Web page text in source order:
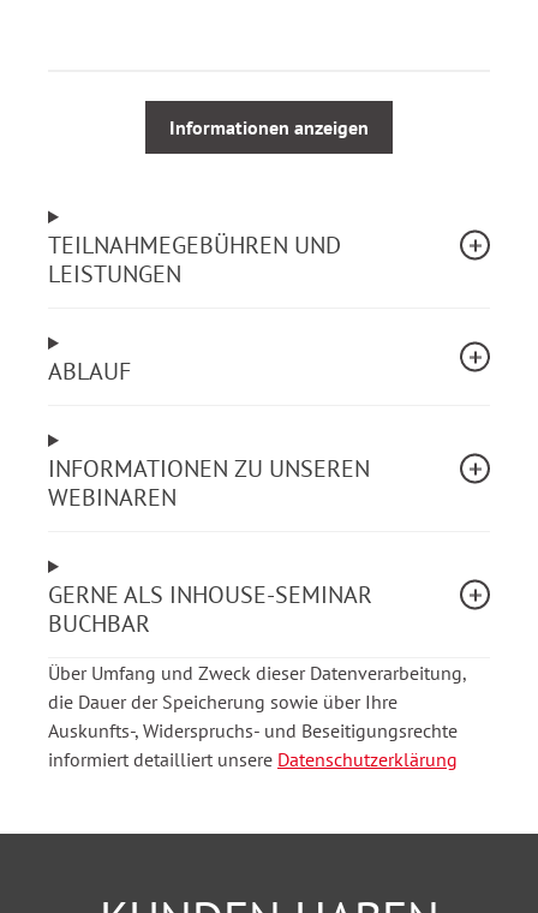
Planung bis zur Gesetzgebung.
Anforderungen der Landeshaushaltsordnung des
Landes Rheinland-Pfalz (LHO) – unter Einbindung
der relevanten Regelungen der
Beteiligungsprozesse mit Ausblick auf IT-gestützte
Arbeitsabläufe in der Stellenplanung und -
Personal-, Organisations- und Finanzmanagement
werden insbesondere im Kontext der
Personalbewirtschaftung und
Aus dem Webinarinhalt
Überblick zu den gesetzlichen und allgemeinen
Rechtsgrundlagen zur Aufstellung des
Stellenplans gem. Landeshaushaltsordnung für
Rheinland-Pfalz (LHO)
Besondere Einflussfaktoren aus der
Bestandteil des Haushaltsentwurfes und -planes
den Haushalt (§ 9 LHO)
Informationen anzeigen
TEILNAHMEGEBÜHREN UND
LEISTUNGEN
ABLAUF
INFORMATIONEN ZU UNSEREN
WEBINAREN
GERNE ALS INHOUSE-SEMINAR
BUCHBAR
Über Umfang und Zweck dieser Datenverarbeitung,
die Dauer der Speicherung sowie über Ihre
Auskunfts-, Widerspruchs- und Beseitigungsrechte
informiert detailliert unsere Datenschutzerklärung